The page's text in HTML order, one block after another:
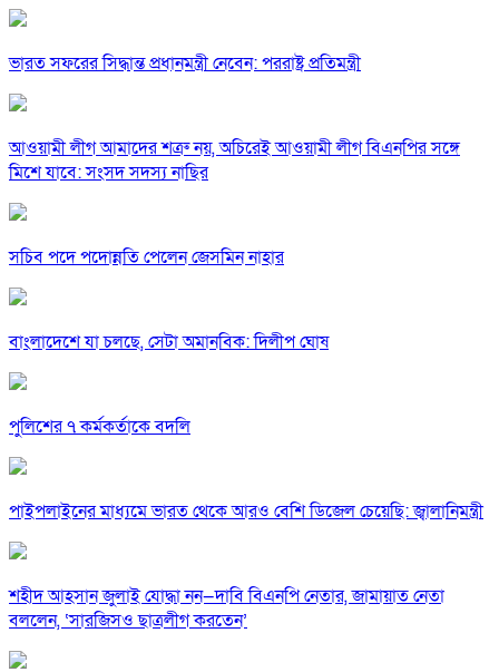
ভারত সফরের সিদ্ধান্ত প্রধানমন্ত্রী নেবেন: পররাষ্ট্র প্রতিমন্ত্রী
আওয়ামী লীগ আমাদের শত্রু নয়, অচিরেই আওয়ামী লীগ বিএনপির সঙ্গে
মিশে যাবে: সংসদ সদস্য নাছির
সচিব পদে পদোন্নতি পেলেন জেসমিন নাহার
বাংলাদেশে যা চলছে, সেটা অমানবিক: দিলীপ ঘোষ
পুলিশের ৭ কর্মকর্তাকে বদলি
পাইপলাইনের মাধ্যমে ভারত থেকে আরও বেশি ডিজেল চেয়েছি: জ্বালানিমন্ত্রী
শহীদ আহসান জুলাই যোদ্ধা নন—দাবি বিএনপি নেতার, জামায়াত নেতা
বললেন, ‘সারজিসও ছাত্রলীগ করতেন’